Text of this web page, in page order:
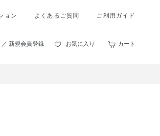
ョン よくあるご質問 ご利用ガイド
／ 新規会員登録 お気に入り カート